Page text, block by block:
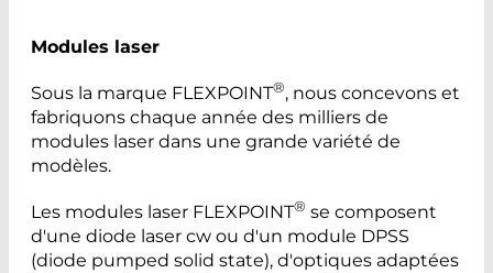
Modules laser
Sous la marque FLEXPOINT®, nous concevons et
fabriquons chaque année des milliers de
modules laser dans une grande variété de
modèles.
Les modules laser FLEXPOINT® se composent
d'une diode laser cw ou d'un module DPSS
(diode pumped solid state), d'optiques adaptées